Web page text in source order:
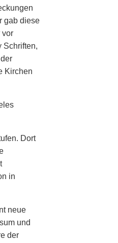
gab diese
vor
Schriften,
Kirchen
Dort
in
neue
und
der